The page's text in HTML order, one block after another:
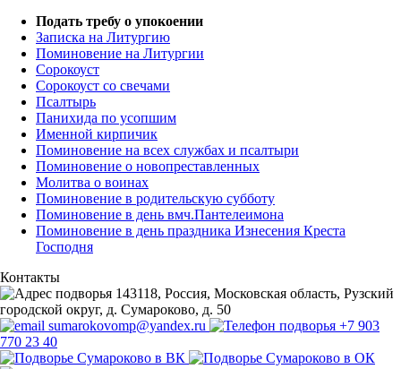
Подать требу о упокоении
Записка на Литургию
Поминовение на Литургии
Сорокоуст
Сорокоуст со свечами
Псалтырь
Панихида по усопшим
Именной кирпичик
Поминовение на всех службах и псалтыри
Поминовение о новопреставленных
Молитва о воинах
Поминовение в родительскую субботу
Поминовение в день вмч.Пантелеимона
Поминовение в день праздника Изнесения Креста
Господня
Контакты
143118, Россия, Московская область, Рузский
городской округ, д. Сумароково, д. 50
sumarokovomp@yandex.ru
+7 903
770 23 40